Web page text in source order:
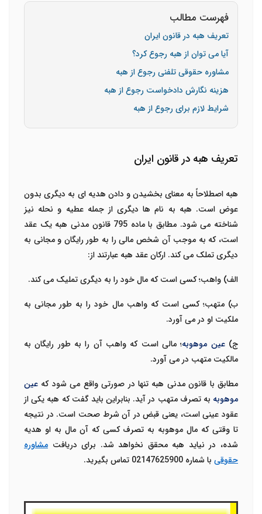
فهرست مطالب
تعریف هبه در قانون ایران
آیا می توان از هبه رجوع کرد؟
مشاوره حقوقی تلفنی رجوع از هبه
هزینه نگارش دادخواست رجوع از هبه
شرایط لازم برای رجوع از هبه
تعریف هبه در قانون ایران
هبه اصطلاحاً به معنای بخشیدن و دادن هدیه ای به دیگری بدون
عوض است. هبه به نام ها دیگری از جمله عطیه و نحله نیز
شناخته می شود. مطابق با ماده 795 قانون مدنی هبه یک عقد
است، که به موجب آن شخص مالی را به طور رایگان و مجانی به
دیگری تملک می کند. ارکان عقد هبه عبارتند از:
الف) واهب؛ کسی است که مال خود را به دیگری تملیک می کند.
ب) متهب؛ کسی است که واهب مال خود را به طور مجانی به
ملکیت او در می آورد.
ج)عین موهوبه؛ مالی است که واهب آن را به طور رایگان به
مالکیت متهب در می آورد.
مطابق با قانون مدنی هبه تنها در صورتی واقع می شود که عین
موهوبه به تصرف متهب در آید. بنابراین باید گفت که هبه یکی از
عقود عینی است، یعنی قبض در آن شرط صحت است. در نتیجه
تا وقتی که مال موهوبه به تصرف کسی که آن مال به او هدیه
شده، در نیاید هبه محقق نخواهد شد. برای دریافت مشاوره
حقوقی با شماره 02147625900 تماس بگیرید.